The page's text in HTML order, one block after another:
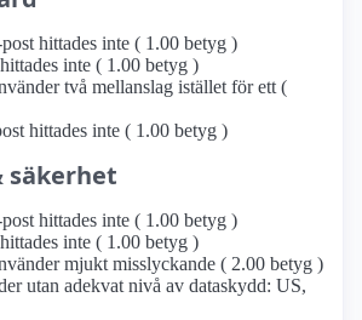
hittades inte ( 1.00 betyg )
inte ( 1.00 betyg )
två mellanslag istället för ett (
hittades inte ( 1.00 betyg )
hittades inte ( 1.00 betyg )
inte ( 1.00 betyg )
mjukt misslyckande ( 2.00 betyg )
utan adekvat nivå av dataskydd: US,